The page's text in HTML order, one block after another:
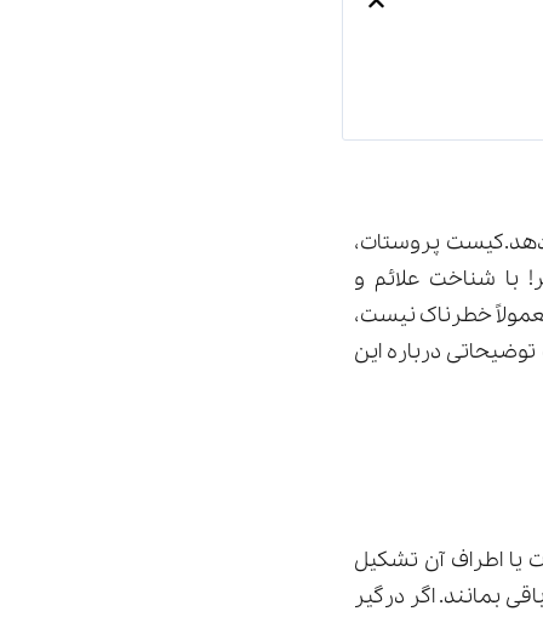
پروستات،
با شناخت علائم و
خطرناک نیست،
درباره این
اطراف آن تشکیل
بمانند. اگر درگیر